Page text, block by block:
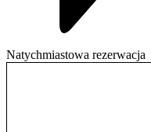
Natychmiastowa rezerwacja